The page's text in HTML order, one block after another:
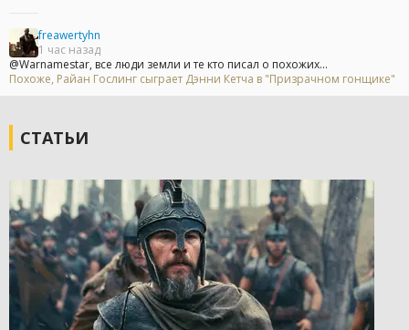
freawertyhn
1 час назад
@Warnamestar, все люди земли и те кто писал о похожих...
Похоже, Райан Гослинг сыграет Дэнни Кетча в "Призрачном гонщике"
СТАТЬИ